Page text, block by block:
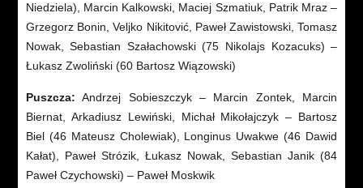
Niedziela), Marcin Kalkowski, Maciej Szmatiuk, Patrik Mraz –
Grzegorz Bonin, Veljko Nikitović, Paweł Zawistowski, Tomasz
Nowak, Sebastian Szałachowski (75 Nikolajs Kozacuks) –
Łukasz Zwoliński (60 Bartosz Wiązowski)
Puszcza: Andrzej Sobieszczyk – Marcin Zontek, Marcin
Biernat, Arkadiusz Lewiński, Michał Mikołajczyk – Bartosz
Biel (46 Mateusz Cholewiak), Longinus Uwakwe (46 Dawid
Kałat), Paweł Strózik, Łukasz Nowak, Sebastian Janik (84
Paweł Czychowski) – Paweł Moskwik